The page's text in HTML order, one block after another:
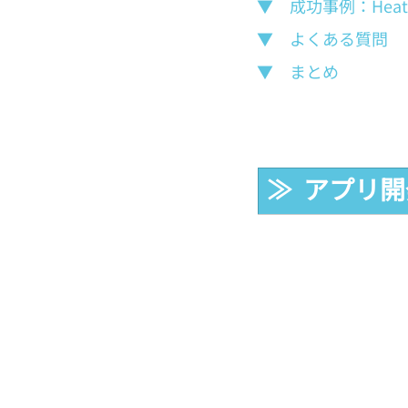
▼　成功事例：
▼　よくある質問
▼　まとめ
≫  アプリ